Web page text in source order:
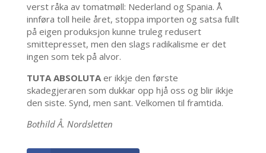
verst råka av tomatmøll: Nederland og Spania. Å
innføra toll heile året, stoppa importen og satsa fullt
på eigen produksjon kunne truleg redusert
smittepresset, men den slags radikalisme er det
ingen som tek på alvor.
TUTA ABSOLUTAer ikkje den første
skadegjeraren som dukkar opp hjå oss og blir ikkje
den siste. Synd, men sant. Velkomen til framtida.
Bothild Å. Nordsletten